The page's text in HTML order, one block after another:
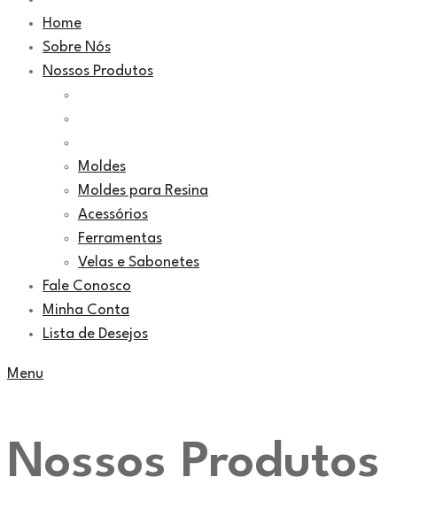
Home
Sobre Nós
Nossos Produtos
Moldes
Moldes para Resina
Acessórios
Ferramentas
Velas e Sabonetes
Fale Conosco
Minha Conta
Lista de Desejos
Menu
Nossos Produtos